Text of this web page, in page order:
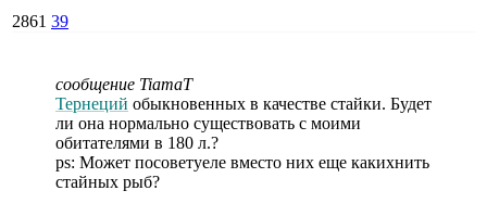
2861 39
сообщение TiamaT
Тернеций обыкновенных в качестве стайки. Будет
ли она нормально существовать с моими
обитателями в 180 л.?
ps: Может посоветуеле вместо них еще какихнить
стайных рыб?